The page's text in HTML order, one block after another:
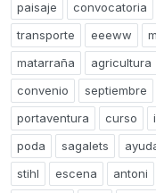
paisaje
convocatoria
transporte
eeeww
matarraña
agricultura
convenio
septiembre
portaventura
curso
poda
sagalets
stihl
escena antoni